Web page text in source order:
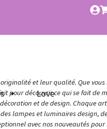
et leur qualité. Que vous
pour découvrir ce qui se fait de
et de design. Chaque
lampes et luminaires design,
avec nos nouveautés
Love